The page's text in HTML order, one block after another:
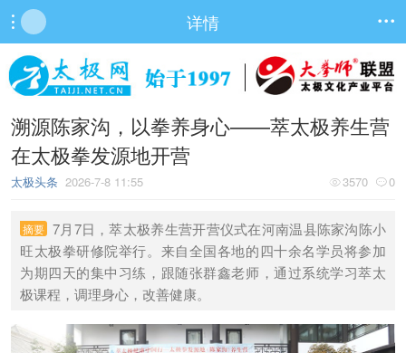
 详情 
溯源陈家沟，以拳养身心——萃太极养生营
在太极拳发源地开营
3570 0
太极头条 2026-7-8 11:55
摘要 7月7日，萃太极养生营开营仪式在河南温县陈家沟陈小
旺太极拳研修院举行。来自全国各地的四十余名学员将参加
为期四天的集中习练，跟随张群鑫老师，通过系统学习萃太
极课程，调理身心，改善健康。